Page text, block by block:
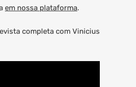
em nossa plataforma.
completa com Vinicius